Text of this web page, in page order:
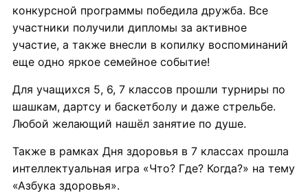
конкурсной программы победила дружба. Все
участники получили дипломы за активное
участие, а также внесли в копилку воспоминаний
еще одно яркое семейное событие!
Для учащихся 5, 6, 7 классов прошли турниры по
шашкам, дартсу и баскетболу и даже стрельбе.
Любой желающий нашёл занятие по душе.
Также в рамках Дня здоровья в 7 классах прошла
интеллектуальная игра «Что? Где? Когда?» на тему
«Азбука здоровья».